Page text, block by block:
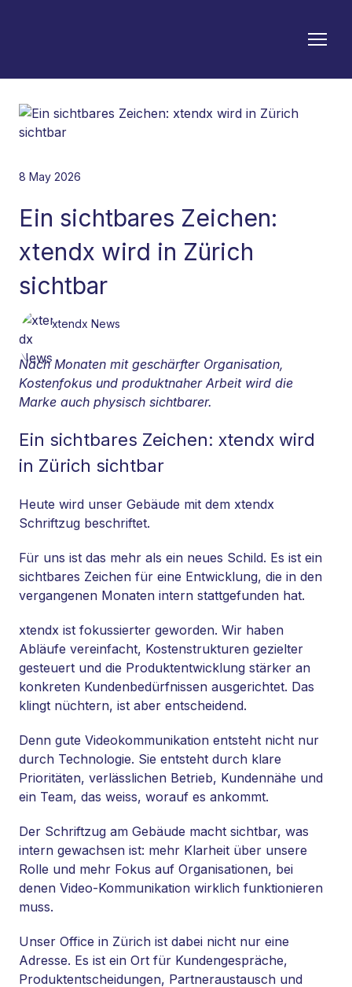
8 May 2026
Ein sichtbares Zeichen:
xtendx wird in Zürich
sichtbar
xtendx News
Nach Monaten mit geschärfter Organisation,
Kostenfokus und produktnaher Arbeit wird die
Marke auch physisch sichtbarer.
Ein sichtbares Zeichen: xtendx wird
in Zürich sichtbar
Heute wird unser Gebäude mit dem xtendx
Schriftzug beschriftet.
Für uns ist das mehr als ein neues Schild. Es ist ein
sichtbares Zeichen für eine Entwicklung, die in den
vergangenen Monaten intern stattgefunden hat.
xtendx ist fokussierter geworden. Wir haben
Abläufe vereinfacht, Kostenstrukturen gezielter
gesteuert und die Produktentwicklung stärker an
konkreten Kundenbedürfnissen ausgerichtet. Das
klingt nüchtern, ist aber entscheidend.
Denn gute Videokommunikation entsteht nicht nur
durch Technologie. Sie entsteht durch klare
Prioritäten, verlässlichen Betrieb, Kundennähe und
ein Team, das weiss, worauf es ankommt.
Der Schriftzug am Gebäude macht sichtbar, was
intern gewachsen ist: mehr Klarheit über unsere
Rolle und mehr Fokus auf Organisationen, bei
denen Video-Kommunikation wirklich funktionieren
muss.
Unser Office in Zürich ist dabei nicht nur eine
Adresse. Es ist ein Ort für Kundengespräche,
Produktentscheidungen, Partneraustausch und